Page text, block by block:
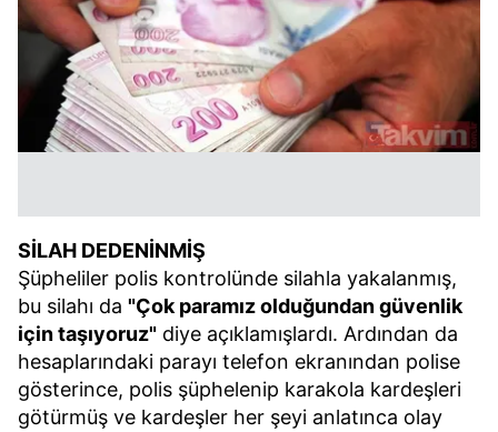
SİLAH DEDENİNMİŞ
Şüpheliler polis kontrolünde silahla yakalanmış,
bu silahı da "Çok paramız olduğundan güvenlik
için taşıyoruz" diye açıklamışlardı. Ardından da
hesaplarındaki parayı telefon ekranından polise
gösterince, polis şüphelenip karakola kardeşleri
götürmüş ve kardeşler her şeyi anlatınca olay